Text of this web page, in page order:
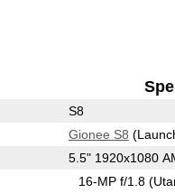
S8
Gionee S8
5.5" 1920x1080
16-MP f/1.8